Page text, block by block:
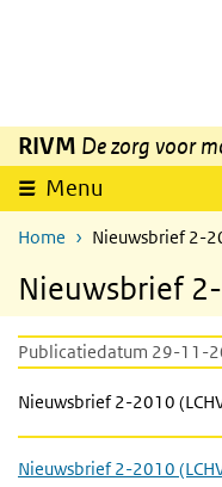
Overslaan en naar de
RIVM De zorg voor
Menu
Home Nieuwsbrief 2-
Nieuwsbrief
Publicatiedatum 29-11-
Nieuwsbrief 2-2010
Nieuwsbrief 2-2010